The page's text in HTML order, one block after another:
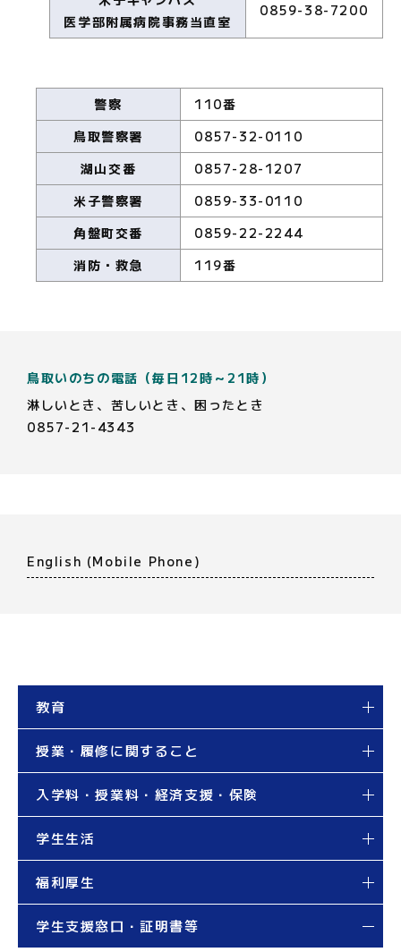
教育
授業・履修に関すること
入学料・授業料・経済支援・保険
学生生活
福利厚生
学生支援窓口・証明書等
医学部附属病院事務当直室
0859-38-7200
警察
110番
鳥取警察署
0857-32-0110
湖山交番
0857-28-1207
米子警察署
0859-33-0110
角盤町交番
0859-22-2244
消防・救急
119番
鳥取いのちの電話（毎日12時～21時）
淋しいとき、苦しいとき、困ったとき
0857-21-4343
English (Mobile Phone)